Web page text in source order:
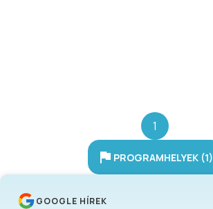
1
PROGRAMHELYEK (1)
GOOGLE HÍREK